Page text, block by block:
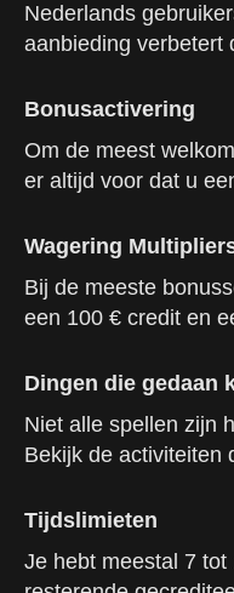
Nederlands
aanbieding verbetert
Bonusactivering
Om de meest
er altijd voor dat u
Wagering
Bij de meeste
een 100 € credit en
Dingen die gedaan
Niet alle spellen zijn
Bekijk de activiteiten
Tijdslimieten
Je hebt meestal 7